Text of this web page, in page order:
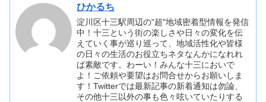
ひかるち
淀川区十三駅周辺の"超"地域密着型情報を発信
中！十三という街の楽しさや日々の変化を伝
えていく事が巡り巡って、地域活性化や皆様
の日々の生活のお役立ちネタなんかになれれ
ば素敵です。わーい！みんな十三においで
よ！ご依頼や要望はお問合せからお願いしま
す！Twitterでは最新記事の新着通知は勿論、
その他十三以外の事も色々呟いていたりする